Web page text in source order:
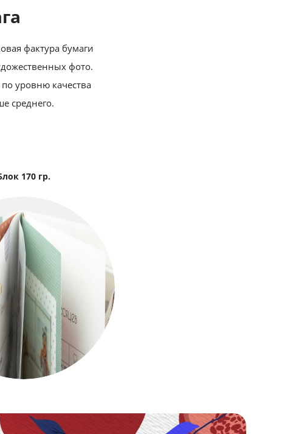
фактура бумаги
фото.
уровню качества
среднего.
170 гр.